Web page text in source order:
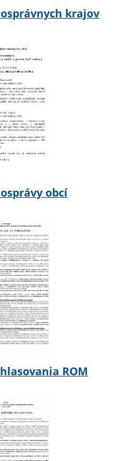
krajov
obcí
ROM